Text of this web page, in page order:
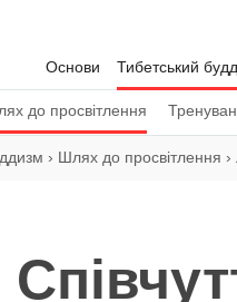
Основи Тибетський
до просвітлення
› Шлях до просвітлення ›